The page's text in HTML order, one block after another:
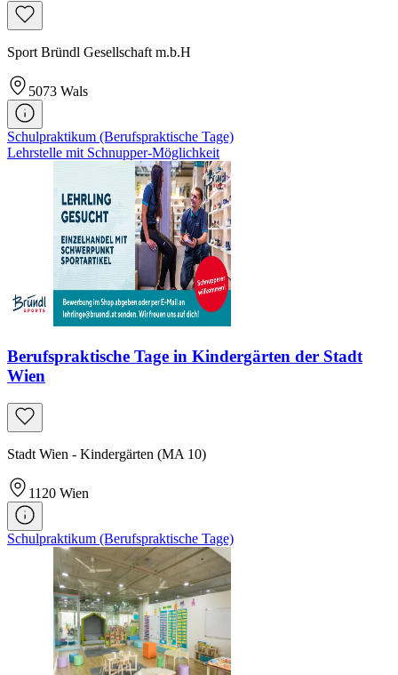
Sport Bründl Gesellschaft m.b.H
5073 Wals
Schulpraktikum (Berufspraktische Tage)
Lehrstelle mit Schnupper-Möglichkeit
Berufspraktische Tage in Kindergärten der Stadt
Wien
Stadt Wien - Kindergärten (MA 10)
1120 Wien
Schulpraktikum (Berufspraktische Tage)